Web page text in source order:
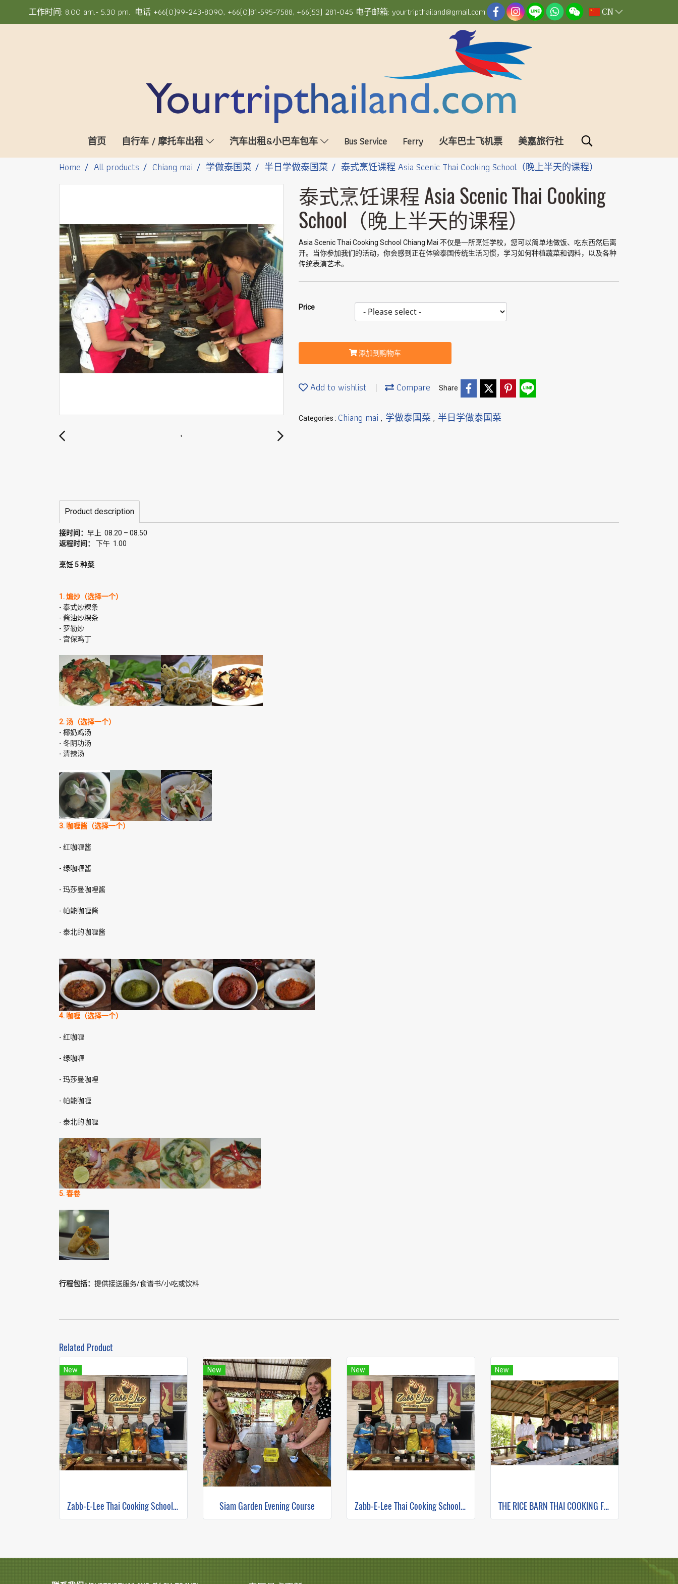
工作时间: 8.00 am.- 5.30 pm. 电话 +66(0)99-243-8090, +66(0)81-595-7588, +66(53) 281-045 电子邮箱: yourtripthailand@gmail.com CN
首页 自行车 / 摩托车出租 汽车出租&小巴车包车 Bus Service Ferry 火车巴士飞机票
美嘉旅行社
Home
All products Chiang mai 学做泰国菜 半日学做泰国菜 泰式烹饪课程 Asia Scenic Thai Cooking School（晚上半天的课程）
泰式烹饪课程 Asia Scenic Thai Cooking
School（晚上半天的课程）
Asia Scenic Thai Cooking School Chiang Mai 不仅是一所烹饪学校，您可以简单地做饭、吃东西然后离
开。当你参加我们的活动，你会感到正在体验泰国传统生活习惯，学习如何种植蔬菜和调料，以及各种
传统表演艺术。
Price
添加到购物车
Add to wishlist Compare Share
Categories : Chiang mai , 学做泰国菜 , 半日学做泰国菜
Product description
接时间： 早上 08.20 – 08.50
返程时间：
下午 1.00
烹饪 5 种菜
1. 煸炒（选择一个）
- 泰式炒粿条
- 酱油炒粿条
- 罗勒炒
- 宫保鸡丁
2. 汤（选择一个）
- 椰奶鸡汤
- 冬阴功汤
- 清辣汤
3. 咖喱酱（选择一个）
- 红咖喱酱
- 绿咖喱酱
- 玛莎曼咖哩酱
- 帕能咖喱酱
- 泰北的咖喱酱
4. 咖喱（选择一个）
- 红咖喱
- 绿咖喱
- 玛莎曼咖哩
- 帕能咖喱
- 泰北的咖喱
5. 春卷
行程包括： 提供接送服务/食谱书/小吃或饮料
Related Product
New
Zabb-E-Lee Thai Cooking School (In Organic Farm) Half day Morning Class
New
Siam Garden Evening Course
New
Zabb-E-Lee Thai Cooking School (In Organic Farm) Half day Morning Class
New
THE RICE BARN THAI COOKING FARM(copy)